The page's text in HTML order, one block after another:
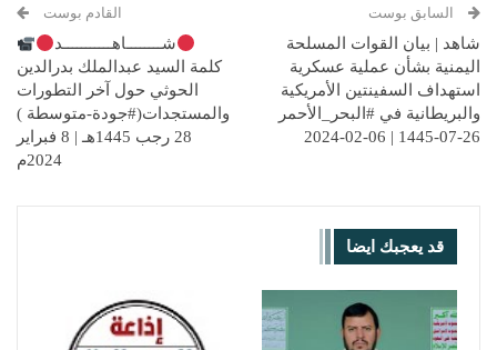
السابق بوست
شاهد | بيان القوات المسلحة
اليمنية بشأن عملية عسكرية
استهداف السفينتين الأمريكية
والبريطانية في #البحر_الأحمر
26-07-1445 | 06-02-2024
القادم بوست
شــــــــاهـــــــــــد
كلمة السيد عبدالملك بدرالدين
الحوثي حول آخر التطورات
والمستجدات(#جودة-متوسطة )
28 رجب 1445هـ | 8 فبراير
2024م
قد يعجبك ايضا